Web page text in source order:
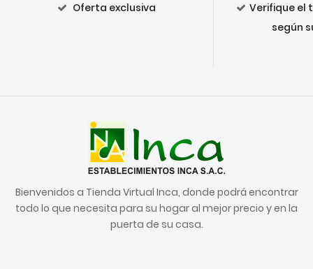
Oferta exclusiva
Verifique el
según
Bienvenidos a Tienda Virtual Inca, donde podrá encontrar
todo lo que necesita para su hogar al mejor precio y en la
puerta de su casa.